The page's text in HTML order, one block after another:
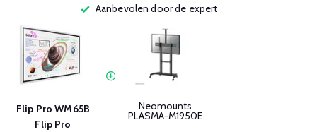
Aanbevolen door de expert
Flip Pro WM65B
Flip Pro
Neomounts
PLASMA-M1950E